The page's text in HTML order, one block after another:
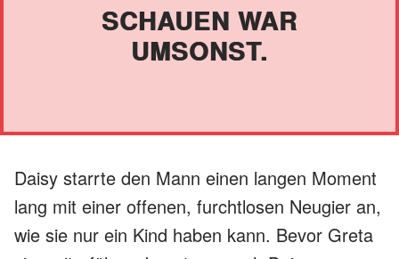
SCHAUEN WAR
UMSONST.
Daisy starrte den Mann einen langen Moment
lang mit einer offenen, furchtlosen Neugier an,
wie sie nur ein Kind haben kann. Bevor Greta